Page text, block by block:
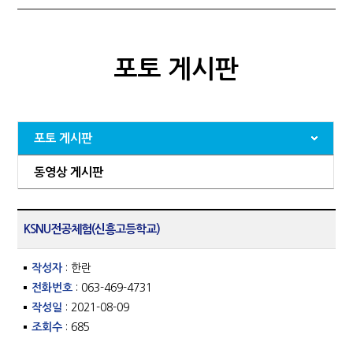
포토 게시판
포토 게시판
동영상 게시판
KSNU전공체험(신흥고등학교)
작성자 : 한란
전화번호 : 063-469-4731
작성일 : 2021-08-09
조회수 : 685